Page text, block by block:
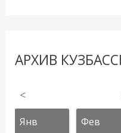
АРХИВ
<
Янв Фев